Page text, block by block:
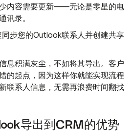
内容需要更新——无论是零星的电
讯录。
同步您的Outlook联系人并创建共享
息积满灰尘，不如将其导出。客户
的起点，因为这样你就能实现流程
联系人信息，无需再浪费时间翻找
导出到CRM的优势